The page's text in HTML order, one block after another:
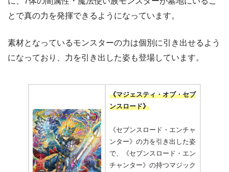
とで真の力を発揮できるようになっています。
素材となっているモンスターの力は個別に引き出せるよう
になっており、力を引き出した姿も登場しています。
《マジェスティ・オブ・セブ
ンスロード》
《セブンスロード・エンチャ
ンター》の力を引き出した姿
で、《セブンスロード・エン
チャンター》の持つマジック